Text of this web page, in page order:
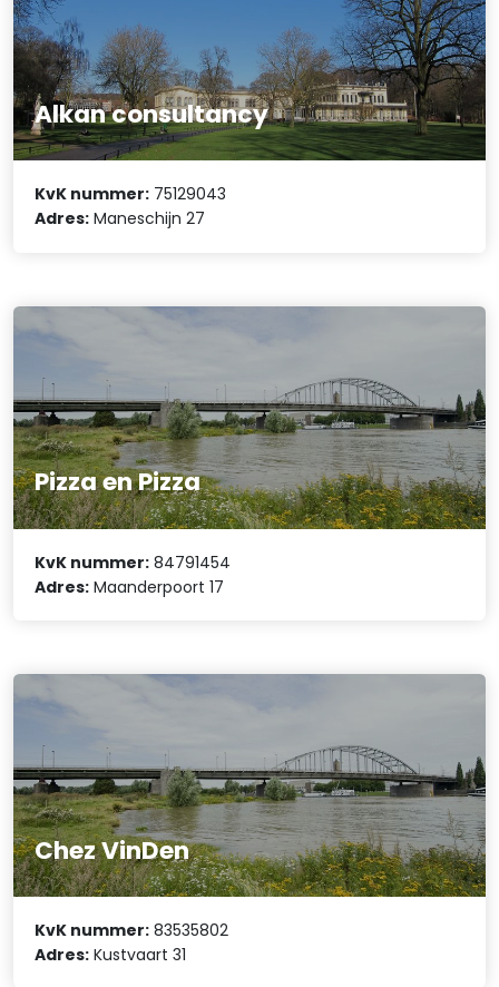
Alkan consultancy
KvK nummer: 75129043
Adres: Maneschijn 27
Pizza en Pizza
KvK nummer: 84791454
Adres: Maanderpoort 17
Chez VinDen
KvK nummer: 83535802
Adres: Kustvaart 31